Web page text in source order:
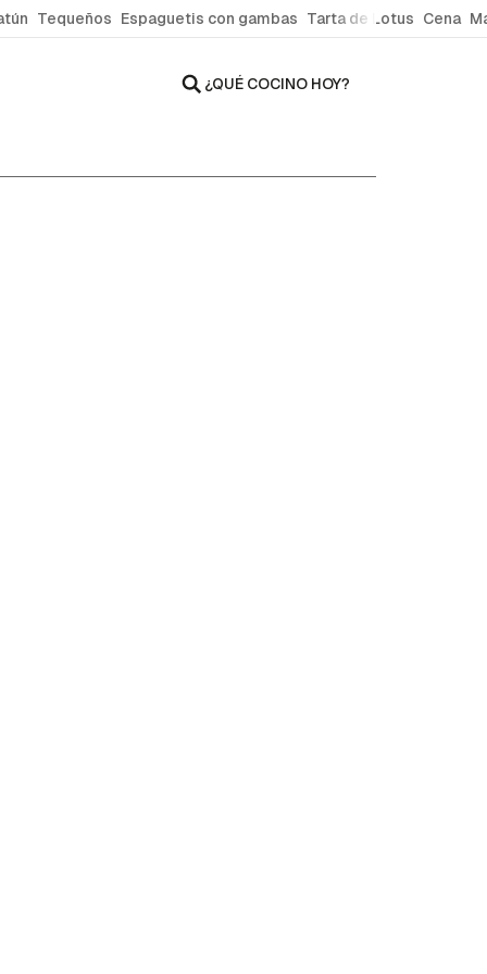
Tequeños Espaguetis con gambas Tarta de Lotus Cena
¿QUÉ COCINO HOY?